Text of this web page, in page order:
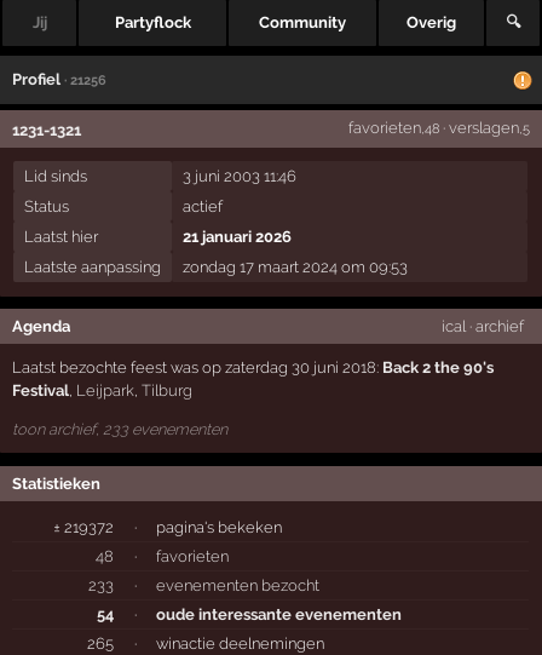
Jij Partyflock Community Overig 🔍
Profiel · 21256
1231-1321 favorieten,48· verslagen,5
Lid sinds
3 juni 2003 11:46
Status
actief
Laatst hier
21 januari 2026
Laatste aanpassing
zondag 17 maart 2024 om 09:53
Agenda ical · archief
Laatst bezochte feest was op zaterdag 30 juni 2018: Back 2 the 90's
Festival, Leijpark,Tilburg
toon archief, 233 evenementen
Statistieken
± 219372 ·
pagina's bekeken
48
·
favorieten
233
·
evenementen bezocht
54
·
oude interessante evenementen
265
·
winactie deelnemingen